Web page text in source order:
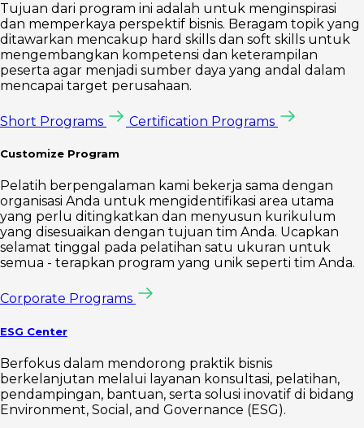
Tujuan dari program ini adalah untuk menginspirasi
dan memperkaya perspektif bisnis. Beragam topik yang
ditawarkan mencakup hard skills dan soft skills untuk
mengembangkan kompetensi dan keterampilan
peserta agar menjadi sumber daya yang andal dalam
mencapai target perusahaan.
Short Programs Certification Programs
Customize Program
Pelatih berpengalaman kami bekerja sama dengan
organisasi Anda untuk mengidentifikasi area utama
yang perlu ditingkatkan dan menyusun kurikulum
yang disesuaikan dengan tujuan tim Anda. Ucapkan
selamat tinggal pada pelatihan satu ukuran untuk
semua - terapkan program yang unik seperti tim Anda.
Corporate Programs
ESG Center
Berfokus dalam mendorong praktik bisnis
berkelanjutan melalui layanan konsultasi, pelatihan,
pendampingan, bantuan, serta solusi inovatif di bidang
Environment, Social, and Governance (ESG).